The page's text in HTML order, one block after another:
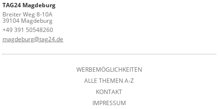
TAG24 Magdeburg
Breiter Weg 8-10A
39104 Magdeburg
+49 391 50548260
magdeburg@tag24.de
WERBEMÖGLICHKEITEN
ALLE THEMEN A-Z
KONTAKT
IMPRESSUM